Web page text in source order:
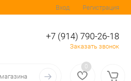
Вход Регистрация
+7 (914) 790-26-18
Заказать звонок
0